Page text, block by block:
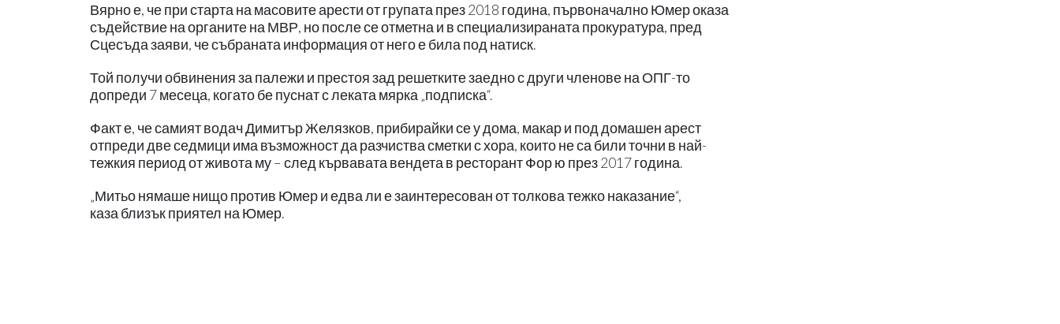
Вярно е, че при старта на масовите арести от групата през 2018 година, първоначално Юмер оказа
съдействие на органите на МВР, но после се отметна и в специализираната прокуратура, пред
Сцесъда заяви, че събраната информация от него е била под натиск.
Той получи обвинения за палежи и престоя зад решетките заедно с други членове на ОПГ-то
допреди 7 месеца, когато бе пуснат с леката мярка „подписка“.
Факт е, че самият водач Димитър Желязков, прибирайки се у дома, макар и под домашен арест
отпреди две седмици има възможност да разчиства сметки с хора, които не са били точни в най-
тежкия период от живота му – след кървавата вендета в ресторант Фор ю през 2017 година.
„Митьо нямаше нищо против Юмер и едва ли е заинтересован от толкова тежко наказание“,
каза близък приятел на Юмер.